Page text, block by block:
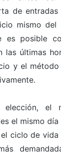
de entradas
mismo del
es posible
las últimas
y el método
el
el mismo día
ciclo de vida